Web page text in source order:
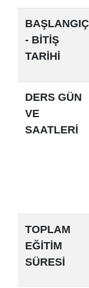
BAŞLANGIÇ
- BİTİŞ
TARİHİ
DERS GÜN
VE
SAATLERİ
TOPLAM
EĞİTİM
SÜRESİ